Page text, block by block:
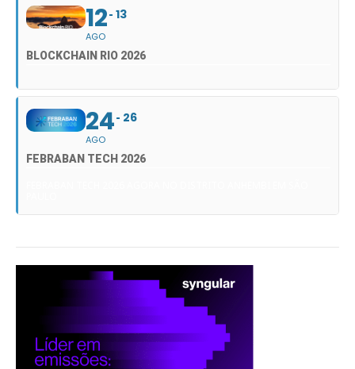
12
AGO
13
BLOCKCHAIN RIO 2026
24
AGO
26
FEBRABAN TECH 2026